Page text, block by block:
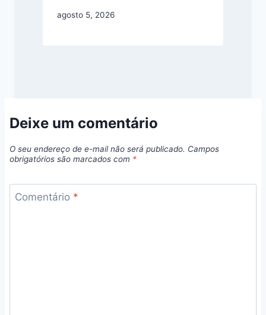
agosto 5, 2026
Deixe um comentário
O seu endereço de e-mail não será publicado. Campos
obrigatórios são marcados com *
Comentário *